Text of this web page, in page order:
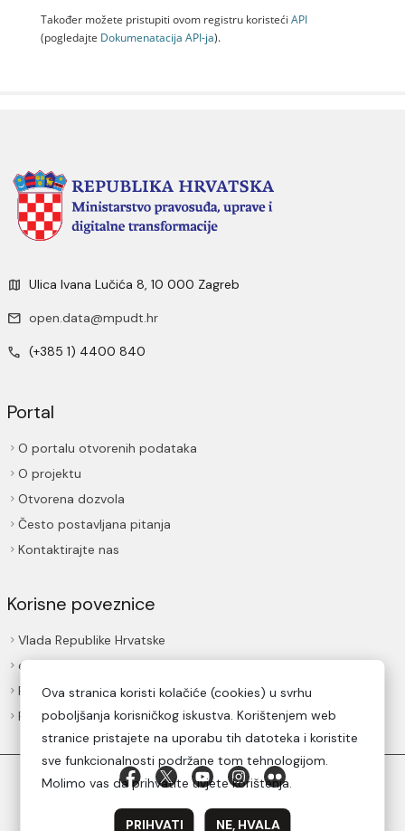
Također možete pristupiti ovom registru koristeći API
(pogledajte Dokumenаtаcijа API-jа).